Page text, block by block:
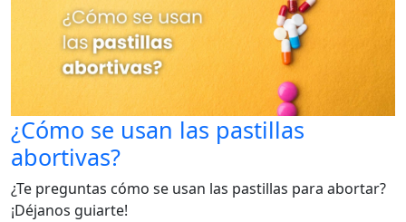
¿Cómo se usan las pastillas
abortivas?
¿Te preguntas cómo se usan las pastillas para abortar?
¡Déjanos guiarte!